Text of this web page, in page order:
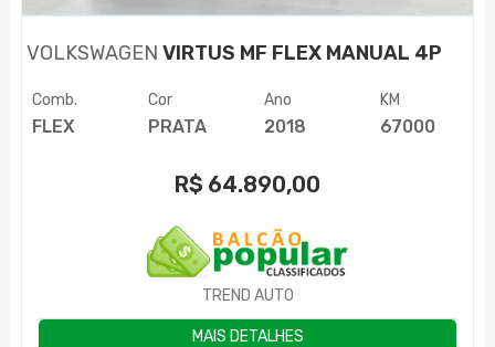
VOLKSWAGEN VIRTUS MF FLEX MANUAL 4P
Comb.
FLEX
Cor
PRATA
Ano
2018
KM
67000
R$ 64.890,00
TREND AUTO
MAIS DETALHES